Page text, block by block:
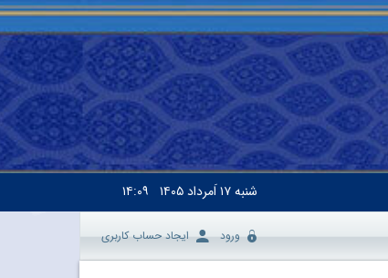
شنبه۱۷ اَمرداد ۱۴۰۵ ۱۴:۰۹
ورود ایجاد حساب کاربری